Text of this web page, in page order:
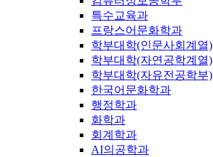
특수교육과
프랑스어문화학과
학부대학(인문사회계열)
학부대학(자연공학계열)
학부대학(자유전공학부)
한국어문화학과
행정학과
화학과
회계학과
AI의공학과